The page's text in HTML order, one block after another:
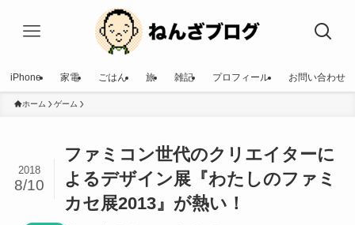
iPhone 家電 ごはん 旅 雑記 プロフィール お問い合わせ
ホーム ゲーム
ファミコン世代のクリエイターに
よるデザイン展『わたしのファミ
カセ展2013』が熱い！
2018
8/10